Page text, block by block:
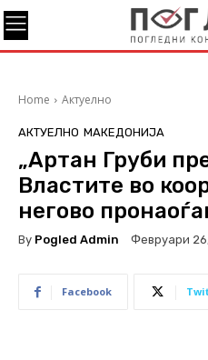
Home Актуелно
АКТУЕЛНО МАКЕДОНИЈА
„Артан Груби
Властите во
негово
By Pogled Admin Февруари
Facebook